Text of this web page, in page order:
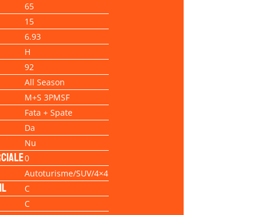
65
15
6.93
H
92
All Season
M+S 3PMSF
Fata + Spate
Da
Nu
0
Autoturisme/SUV/4×4
C
C